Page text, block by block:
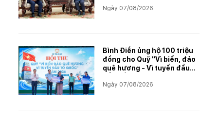
muối mỏ Kali
Ngày 07/08/2026
Bình Điền ủng hộ 100 triệu
đồng cho Quỹ "Vì biển, đảo
quê hương - Vì tuyến đầu
Ngày 07/08/2026